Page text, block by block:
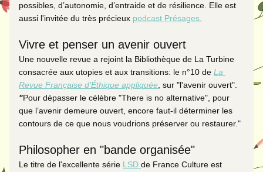
possibles, d’autonomie, d’entraide et de résilience. Elle est
aussi l'invitée du très précieux podcast Présages
Vivre et penser un avenir ouvert
Une nouvelle revue a rejoint la Bibliothèque de La Turbine
consacrée aux utopies et aux transitions: le n°10 de La
Revue Française d'Éthique appliquée
"Pour dépasser le célèbre "There is no alternative", pour
que l’avenir demeure ouvert, encore faut-il déterminer les
contours de ce que nous voudrions préserver ou restaurer."
Philosopher en "bande organisée"
Le titre de l'excellente série LSD de France Culture est